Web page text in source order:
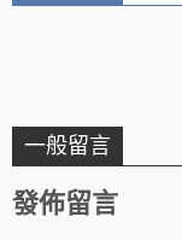
一般留言
發佈留言